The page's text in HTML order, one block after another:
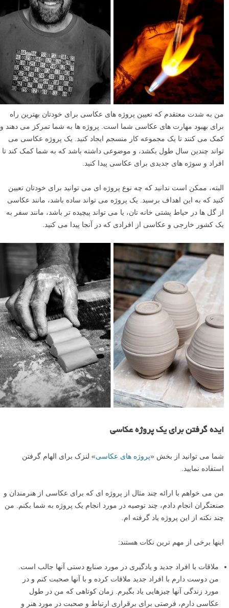
من به شدت معتقدم که تعیین پروژه های عکاسی برای خودتان بهترین راه
برای بهبود مهارت های عکاسی شما است. پروژه ها به شما تمرکز می دهند و
کمک می کنند تا یک مجموعه کار منسجم ایجاد کنید. یک پروژه عکاسی می
تواند چندین سال طول بکشد، و موضوعی داشته باشد که به شما کمک کند تا
افراد و سوژه های جدیدی برای عکاسی پیدا کنید.
البته، ممکن است ندانید که چه نوع پروژه ای می توانید برای خودتان تعیین
کنید که به این اهداف برسید. یک پروژه می تواند ساده باشد، مانند عکاسی
از گل ها در حیاط پشتی خانه تان، یا می تواند پیچیده تر باشد، مانند سفر به
یک کشور خارجی و عکاسی از افرادی که در آنجا پیدا می کنید.
ایده گرفتن برای یک پروژه عکاسی
شما می توانید از بخش «پروژه های عکاسی» لنزک برای الهام گرفتن
استفاده نمایید.
من می خواهم با ارائه چند مثال از پروژه ای که برای عکاسی از هنرمندان و
صنعتگران انجام دادم، چند توصیه در مورد انجام یک پروژه به شما بکنم. من
چند نکته از این پروژه یاد گرفته ام.
اینها برخی از مهم ترین نکات هستند:
ملاقات با افراد جدید و یادگیری در مورد صنایع دستی آنها جالب است.
من دوست دارم با افراد جدید ملاقات کرده و با آنها صحبت کنم و در
مورد زندگی آنها چیزهایی یاد بگیرم. زمان کوتاهی که من در طول
عکاسی دارم، فرصتی برای برقراری ارتباط و صحبت در مورد هنر و